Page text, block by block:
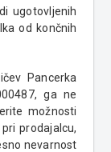
ugotovljenih
od končnih
Pancerka
ga ne
možnosti
prodajalcu,
nevarnost